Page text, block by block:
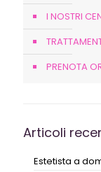
I NOSTRI
PRENOTA
Articoli
Estetista a